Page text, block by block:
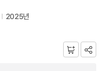
2025년